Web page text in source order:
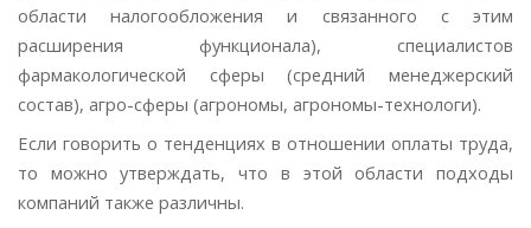
области налогообложения и связанного с этим
расширения функционала), специалистов
фармакологической сферы (средний менеджерский
состав), агро-сферы (агрономы, агрономы-технологи).
Если говорить о тенденциях в отношении оплаты труда,
то можно утверждать, что в этой области подходы
компаний также различны.